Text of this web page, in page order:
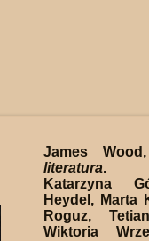
James
literatura.
Katarzyna
Heydel, Marta
Roguz,
Wiktoria